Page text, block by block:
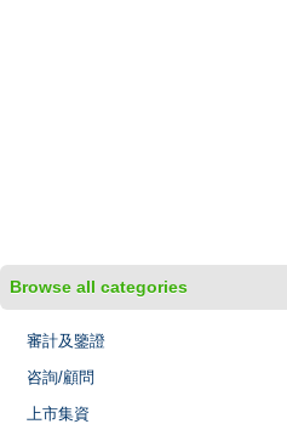
Browse all categories
審計及鑒證
咨詢/顧問
上市集資